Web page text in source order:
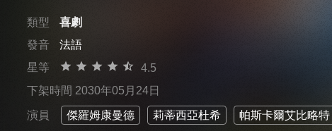
類型
喜劇
發音
法語
星等
4.5
下架時間 2030年05月24日
演員 傑羅姆康曼德 莉蒂西亞杜希 帕斯卡爾艾比略特